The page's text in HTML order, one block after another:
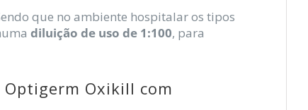
que no ambiente hospitalar os tipos
diluição de uso de 1:100, para
Oxikill com